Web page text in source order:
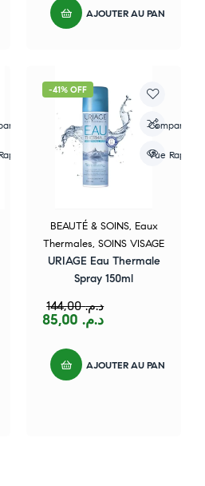
AJOUTER AU PANIER
-41% OFF
Compare
Vue Rapide
BEAUTÉ & SOINS, Eaux
Thermales, SOINS VISAGE
URIAGE Eau Thermale
Spray 150ml
د.م.144,00
د.م.
AJOUTER AU PANIER